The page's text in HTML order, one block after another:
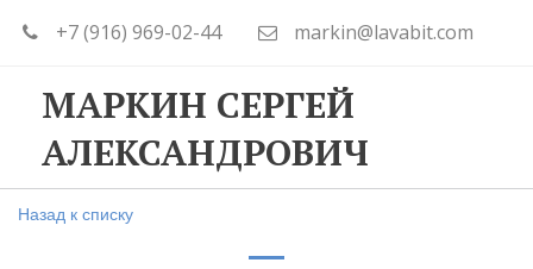
+7 (916) 969-02-44 markin@lavabit.com
МАРКИН СЕРГЕЙ
АЛЕКСАНДРОВИЧ
Назад к списку